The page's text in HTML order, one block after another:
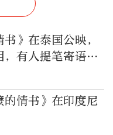
书》在泰国公映，
，有人提笔寄语亲
的情书》在印度尼